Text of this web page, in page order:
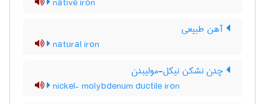
آهن طبیعی
natural iron
چدن نشکن نیکل-مولیبدن
nickel- molybdenum ductile iron